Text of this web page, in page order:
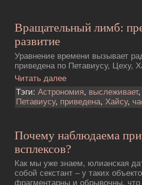
Вращательный лимб:
развитие
Уравнение времени вызывает
приведена по Петавиусу, Цеху,
Читать далее
Тэги: Астрономия, выслеживает
Петавиусу, приведена, Хайсу,
Почему наблюдаема
всплексов?
Как мы уже знаем, юлианская
собой секстант – у таких
фрагментарны и обрывочны, что